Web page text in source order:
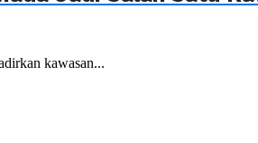
kawasan...